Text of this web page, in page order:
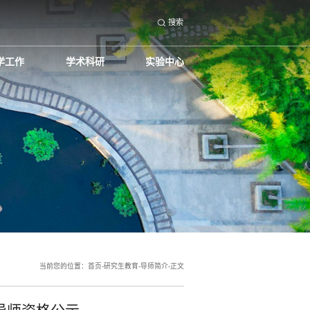
搜索
工作 学术科研 实验中心
当前您的位置： 首页-研究生教育-导师简介-正文